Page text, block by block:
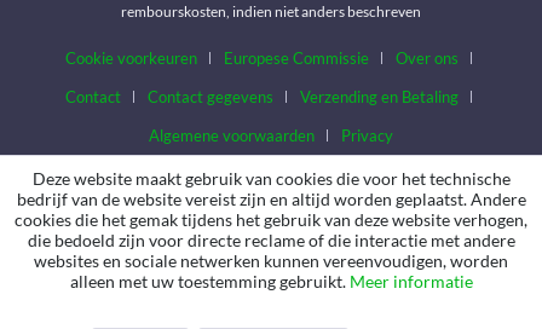
rembourskosten, indien niet anders beschreven
Cookie voorkeuren Europese Commissie
Over ons
Contact
Contact gegevens
Verzending en Betaling
Algemene voorwaarden
Privacy
Deze website maakt gebruik van cookies die voor het technische
bedrijf van de website vereist zijn en altijd worden geplaatst. Andere
cookies die het gemak tijdens het gebruik van deze website verhogen,
die bedoeld zijn voor directe reclame of die interactie met andere
websites en sociale netwerken kunnen vereenvoudigen, worden
alleen met uw toestemming gebruikt. Meer informatie